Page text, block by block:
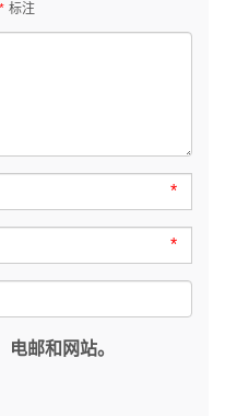
* 标注
*
*
邮和网站。